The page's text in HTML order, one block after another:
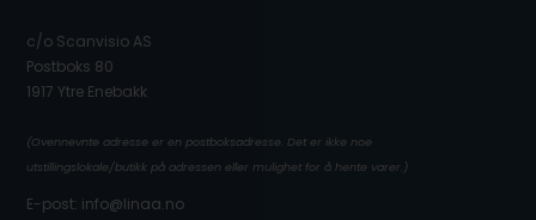
c/o Scanvisio AS
Postboks 80
1917 Ytre Enebakk
(Ovennevnte adresse er en postboksadresse. Det er ikke noe
utstillingslokale/butikk på adressen eller mulighet for å hente varer.)
E-post: info@linaa.no